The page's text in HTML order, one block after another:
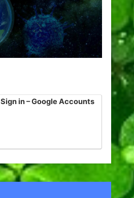
Sign in – Google Accounts